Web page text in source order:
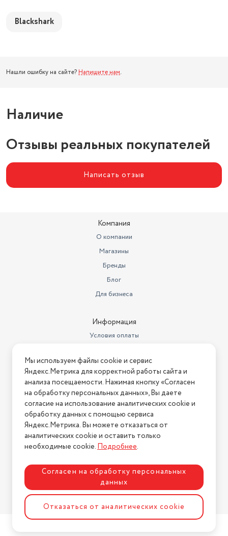
Blackshark
Нашли ошибку на сайте? Напишите нам.
Наличие
Отзывы реальных покупателей
Написать отзыв
Компания
О компании
Магазины
Бренды
Блог
Для бизнеса
Информация
Условия оплаты
Условия возврата
Нашли ошибку на сайте? Напишите нам
2026 © Интернет-магазин "АстМаркет". У нас есть всё!
Политика конфиденциальности
Разработка сайтаASTDESIGN
Мы используем файлы cookie и сервис
Яндекс.Метрика для корректной работы сайта и
анализа посещаемости. Нажимая кнопку «Согласен
на обработку персональных данных», Вы даете
согласие на использование аналитических cookie и
обработку данных с помощью сервиса
Яндекс.Метрика. Вы можете отказаться от
аналитических cookie и оставить только
необходимые cookie.Подробнее.
Согласен на обработку персональных
данных
Отказаться от аналитических cookie